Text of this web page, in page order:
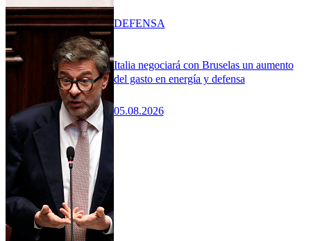
Italia negociará con Bruselas un aumento
del gasto en energía y defensa
05.08.2026
DEFENSA